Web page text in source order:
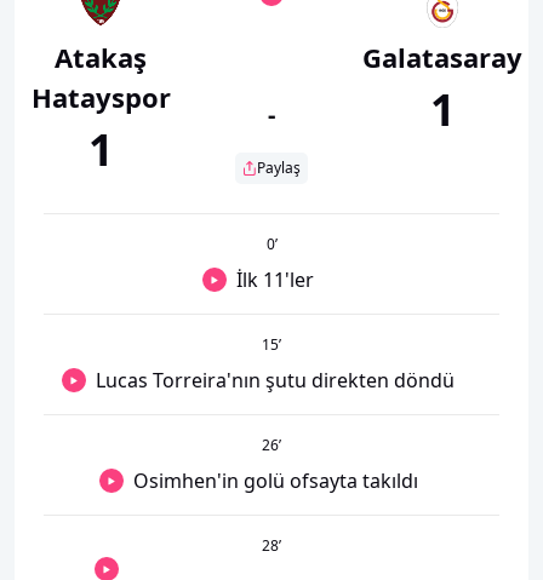
Atakaş
Hatayspor
1
-
Paylaş
Galatasaray
1
0’
İlk 11'ler
15’
Lucas Torreira'nın şutu direkten döndü
26’
Osimhen'in golü ofsayta takıldı
28’